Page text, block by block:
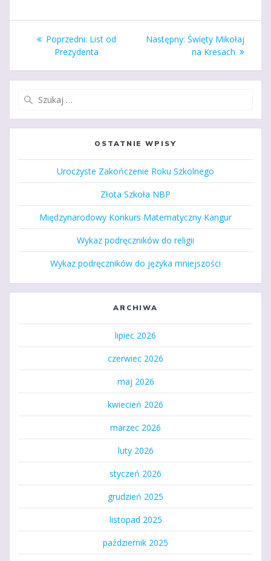
Nawigacja
wpisu
Poprzedni: Poprzedni
wpis:
List od
Prezydenta
Następny: Następny
wpis:
Święty Mikołaj
na Kresach
OSTATNIE WPISY
Uroczyste Zakończenie Roku Szkolnego
Złota Szkoła NBP
Międzynarodowy Konkurs Matematyczny Kangur
Wykaz podręczników do religii
Wykaz podręczników do języka mniejszości
ARCHIWA
lipiec 2026
czerwiec 2026
maj 2026
kwiecień 2026
marzec 2026
luty 2026
styczeń 2026
grudzień 2025
listopad 2025
październik 2025